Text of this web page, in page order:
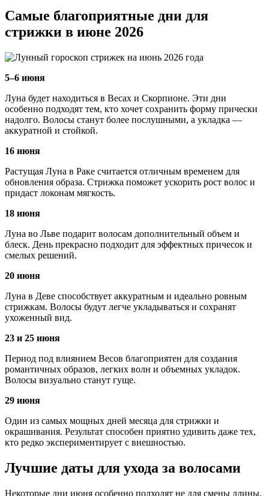
Самые благоприятные дни для
стрижки в июне 2026
5–6 июня
Луна будет находиться в Весах и Скорпионе. Эти дни
особенно подходят тем, кто хочет сохранить форму прически
надолго. Волосы станут более послушными, а укладка —
аккуратной и стойкой.
16 июня
Растущая Луна в Раке считается отличным временем для
обновления образа. Стрижка поможет ускорить рост волос и
придаст локонам мягкость.
18 июня
Луна во Льве подарит волосам дополнительный объем и
блеск. День прекрасно подходит для эффектных причесок и
смелых решений.
20 июня
Луна в Деве способствует аккуратным и идеально ровным
стрижкам. Волосы будут легче укладываться и сохранят
ухоженный вид.
23 и 25 июня
Период под влиянием Весов благоприятен для создания
романтичных образов, легких волн и объемных укладок.
Волосы визуально станут гуще.
29 июня
Один из самых мощных дней месяца для стрижки и
окрашивания. Результат способен приятно удивить даже тех,
кто редко экспериментирует с внешностью.
Лучшие даты для ухода за волосами
Некоторые дни июня особенно подходят не для смены длины,